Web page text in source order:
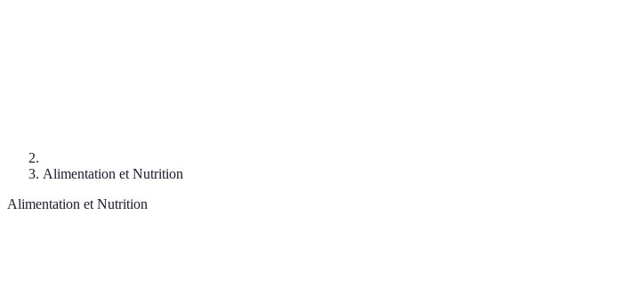
Alimentation et Nutrition
Alimentation et Nutrition